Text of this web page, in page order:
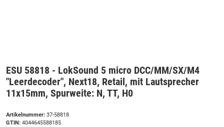
ESU 58818 - LokSound 5 micro DCC/MM/SX/M4
"Leerdecoder", Next18, Retail, mit Lautsprecher
11x15mm, Spurweite: N, TT, H0
Artikelnummer: 37-58818
GTIN: 4044645588185